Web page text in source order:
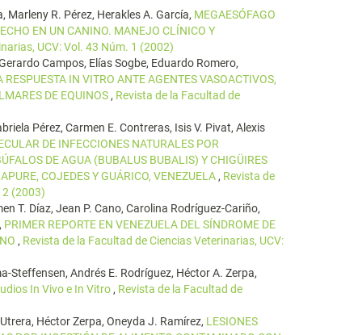
Marleny R. Pérez, Herakles A. García, MEGAESÓFAGO
EN UN CANINO. MANEJO CLÍNICO Y
UCV: Vol. 43 Núm. 1 (2002)
Campos, Elías Sogbe, Eduardo Romero,
RESPUESTA IN VITRO ANTE AGENTES VASOACTIVOS,
DE EQUINOS , Revista de la Facultad de
Pérez, Carmen E. Contreras, Isis V. Pivat, Alexis
DE INFECCIONES NATURALES POR
DE AGUA (BUBALUS BUBALIS) Y CHIGÜIRES
COJEDES Y GUÁRICO, VENEZUELA , Revista de
2 (2003)
T. Díaz, Jean P. Cano, Carolina Rodríguez-Cariño,
PRIMER REPORTE EN VENEZUELA DEL SÍNDROME DE
, Revista de la Facultad de Ciencias Veterinarias, UCV:
Steffensen, Andrés E. Rodríguez, Héctor A. Zerpa,
In Vivo e In Vitro , Revista de la Facultad de
Héctor Zerpa, Oneyda J. Ramírez, LESIONES